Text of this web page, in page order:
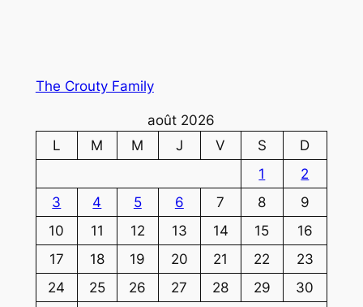
The Crouty Family
août 2026
L
M M J V S
D
1
2
3
4 5 6 7 8
9
10
11 12 13 14 15
16
17
18 19 20 21 22
23
24
25 26 27 28 29
30